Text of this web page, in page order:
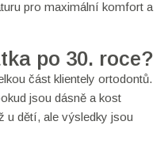
pro maximální komfort a
po 30. roce?
část klientely ortodontů.
jsou dásně a kost
u dětí, ale výsledky jsou